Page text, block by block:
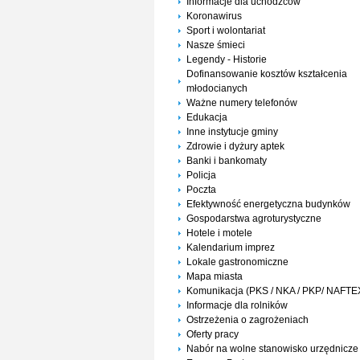
Koronawirus
Sport i wolontariat
Nasze śmieci
Legendy - Historie
Dofinansowanie kosztów kształcenia
młodocianych
Ważne numery telefonów
Edukacja
Inne instytucje gminy
Zdrowie i dyżury aptek
Banki i bankomaty
Policja
Poczta
Efektywność energetyczna budynków
Gospodarstwa agroturystyczne
Hotele i motele
Kalendarium imprez
Lokale gastronomiczne
Mapa miasta
Komunikacja (PKS / NKA / PKP/
Informacje dla rolników
Ostrzeżenia o zagrożeniach
Oferty pracy
Nabór na wolne stanowisko urzędnicze